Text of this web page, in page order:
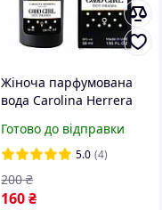
Жіноча парфумована
вода Carolina Herrera
ml
Готово до відправки
5.0 (4)
160₴
200 ₴